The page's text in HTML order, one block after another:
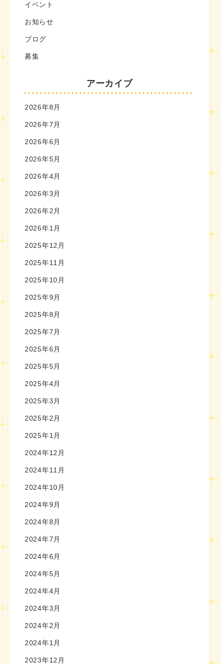
イベント
お知らせ
ブログ
募集
アーカイブ
2026年8月
2026年7月
2026年6月
2026年5月
2026年4月
2026年3月
2026年2月
2026年1月
2025年12月
2025年11月
2025年10月
2025年9月
2025年8月
2025年7月
2025年6月
2025年5月
2025年4月
2025年3月
2025年2月
2025年1月
2024年12月
2024年11月
2024年10月
2024年9月
2024年8月
2024年7月
2024年6月
2024年5月
2024年4月
2024年3月
2024年2月
2024年1月
2023年12月